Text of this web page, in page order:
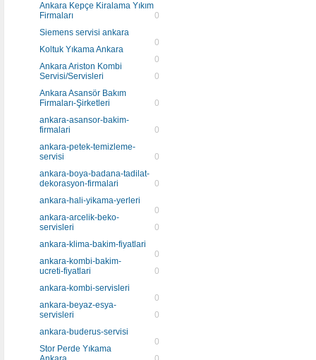
Ankara Kepçe Kiralama Yıkım
Firmaları
0
Siemens servisi ankara
0
Koltuk Yıkama Ankara
0
Ankara Ariston Kombi
Servisi/Servisleri
0
Ankara Asansör Bakım
Firmaları-Şirketleri
0
ankara-asansor-bakim-
firmalari
0
ankara-petek-temizleme-
servisi
0
ankara-boya-badana-tadilat-
dekorasyon-firmalari
0
ankara-hali-yikama-yerleri
0
ankara-arcelik-beko-
servisleri
0
ankara-klima-bakim-fiyatlari
0
ankara-kombi-bakim-
ucreti-fiyatlari
0
ankara-kombi-servisleri
0
ankara-beyaz-esya-
servisleri
0
ankara-buderus-servisi
0
Stor Perde Yıkama